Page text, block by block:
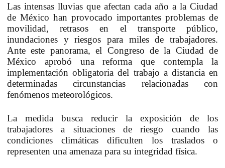
Las intensas lluvias que afectan cada año a la Ciudad
de México han provocado importantes problemas de
movilidad, retrasos en el transporte público,
inundaciones y riesgos para miles de trabajadores.
Ante este panorama, el Congreso de la Ciudad de
México aprobó una reforma que contempla la
implementación obligatoria del trabajo a distancia en
determinadas circunstancias relacionadas con
fenómenos meteorológicos.
La medida busca reducir la exposición de los
trabajadores a situaciones de riesgo cuando las
condiciones climáticas dificulten los traslados o
representen una amenaza para su integridad física.